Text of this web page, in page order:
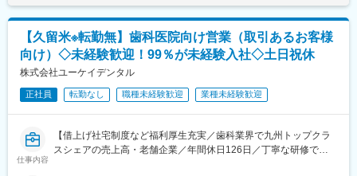
オンライン勉強会やEラーニング等が充実しており、無理なく業
界・製品知識の習得が可能です。
◆タービン…歯の切削に用いる精密機械
◆レーザー機器…最新治療を可能にする機材
◆レセプトコンピューター…診療報酬を請求するためのコンピュ
ーター
す。月給(月額)は固定手当を含めた表記です。
【久留米※転勤無】歯科医院向け営業（取引あるお客様
向け）◇未経験歓迎！99％が未経験入社◇土日祝休
株式会社ユーケイデンタル
正社員 転勤なし 職種未経験歓迎 業種未経験歓迎
仕事内容
【借上げ社宅制度など福利厚生充実／歯科業界で九州トップクラ
スシェアの売上高・老舗企業／年間休日126日／丁寧な研修で未